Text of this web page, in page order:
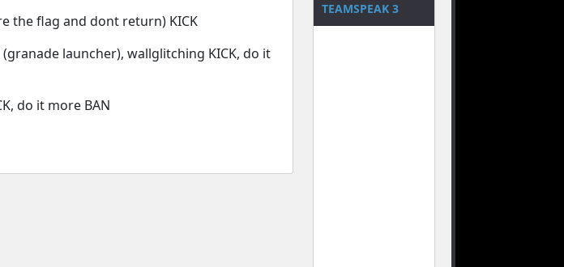
the flag and dont return) KICK
launcher), wallglitching KICK, do it
do it more BAN
TEAMSPEAK 3